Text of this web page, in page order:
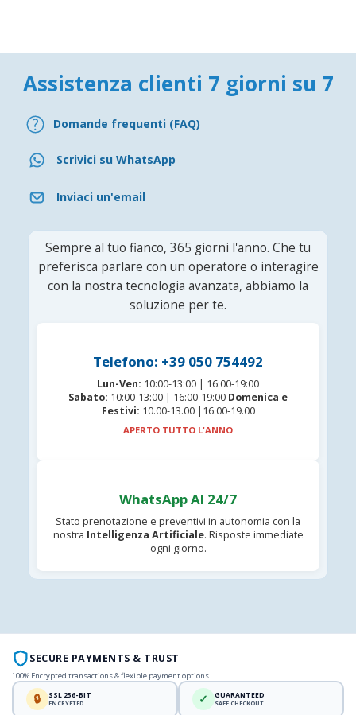
Assistenza clienti 7 giorni su 7
Domande frequenti (FAQ)
Scrivici su WhatsApp
Inviaci un'email
Sempre al tuo fianco, 365 giorni l'anno. Che tu
preferisca parlare con un operatore o interagire
con la nostra tecnologia avanzata, abbiamo la
soluzione per te.
Telefono: +39 050 754492
Lun-Ven: 10:00-13:00 | 16:00-19:00
Sabato: 10:00-13:00 | 16:00-19:00 Domenica e
Festivi: 10.00-13.00 |16.00-19.00
APERTO TUTTO L'ANNO
WhatsApp AI 24/7
Stato prenotazione e preventivi in autonomia con la
nostra Intelligenza Artificiale. Risposte immediate
ogni giorno.
SECURE PAYMENTS & TRUST
100% Encrypted transactions & flexible payment options
🔒 SSL 256-BIT
ENCRYPTED ✓ GUARANTEED
SAFE CHECKOUT